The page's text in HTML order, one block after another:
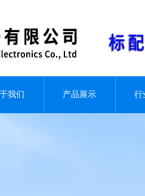
我们 产品展示 行